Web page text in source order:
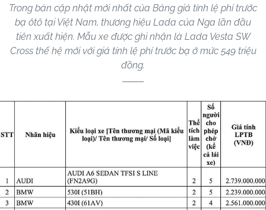
Trong bản cập nhật mới nhất của Bảng giá tính lệ phí trước
bạ ôtô tại Việt Nam, thương hiệu Lada của Nga lần đầu
tiên xuất hiện. Mẫu xe được ghi nhận là Lada Vesta SW
Cross thế hệ mới với giá tính lệ phí trước bạ ở mức 549 triệu
đồng.